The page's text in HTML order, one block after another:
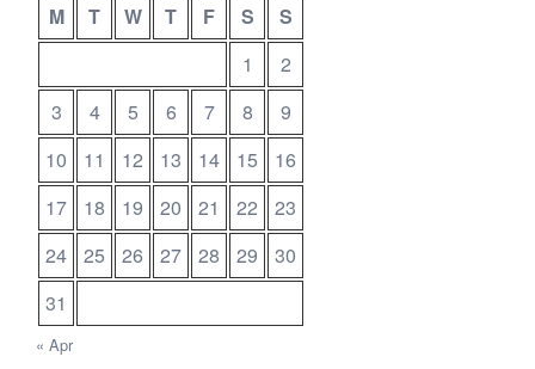
M
T W T F S
S
1
2
3
4 5 6 7 8
9
10
11 12 13 14 15
16
17
18 19 20 21 22
23
24
25 26 27 28 29
30
31
« Apr